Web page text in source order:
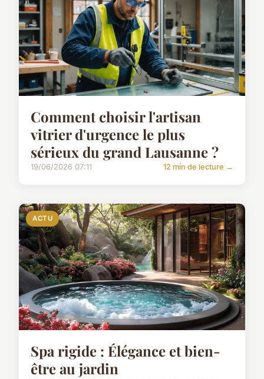
Comment choisir l'artisan
vitrier d'urgence le plus
sérieux du grand Lausanne ?
19/06/2026 07:11 12 min de lecture →
ACTU
Spa rigide : Élégance et bien-
être au jardin